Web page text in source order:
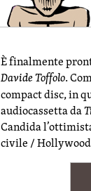
È finalmente
Davide Toffolo.
compact disc, in
audiocassetta da
Candida
civile / Hollywood